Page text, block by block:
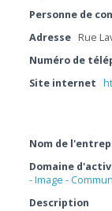
Personne de
Adresse Rue
Numéro de
Site internet
Nom de
Domaine
- Image -
Description